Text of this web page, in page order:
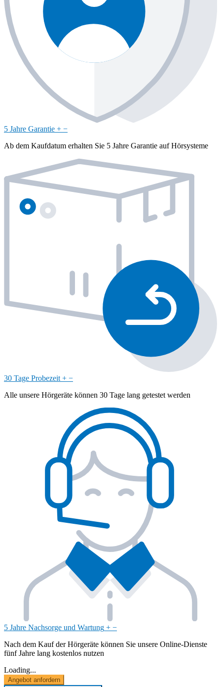
5 Jahre Garantie + −
Ab dem Kaufdatum erhalten Sie 5 Jahre Garantie auf Hörsysteme
30 Tage Probezeit + −
Alle unsere Hörgeräte können 30 Tage lang getestet werden
5 Jahre Nachsorge und Wartung + −
Nach dem Kauf der Hörgeräte können Sie unsere Online-Dienste
fünf Jahre lang kostenlos nutzen
Loading...
Angebot anfordern